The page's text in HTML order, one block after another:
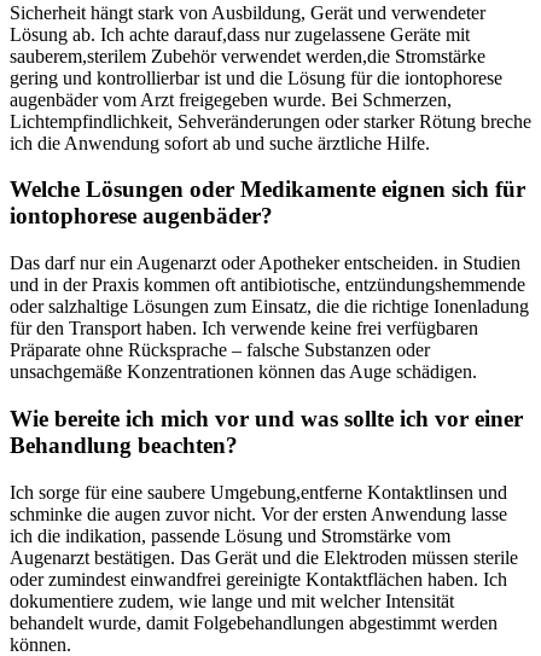
Sicherheit hängt stark ‌von⁢ Ausbildung, Gerät⁣ und verwendeter
Lösung ab. ​Ich ‍achte darauf,dass nur zugelassene Geräte‌ mit
sauberem,sterilem Zubehör verwendet werden,die Stromstärke
gering und kontrollierbar ist⁤ und die Lösung für die iontophorese
augenbäder vom Arzt freigegeben wurde. Bei Schmerzen,
Lichtempfindlichkeit, Sehveränderungen oder starker Rötung breche
ich​ die Anwendung sofort ab und suche ⁤ärztliche ⁢Hilfe.
Welche Lösungen oder Medikamente eignen sich für
iontophorese augenbäder?
Das darf ​nur ein ‌Augenarzt oder Apotheker entscheiden. in Studien⁢
und in der Praxis kommen oft antibiotische, entzündungshemmende
oder salzhaltige Lösungen zum Einsatz,‍ die ​die richtige Ionenladung
für‍ den ‌Transport haben. Ich verwende keine frei verfügbaren
Präparate ohne Rücksprache​ – falsche Substanzen oder
unsachgemäße ⁢Konzentrationen können⁣ das Auge schädigen.
Wie bereite ich mich vor ⁣und was sollte ich vor einer
Behandlung beachten?
Ich sorge für eine saubere Umgebung,entferne⁤ Kontaktlinsen und
schminke ⁢die augen zuvor ⁢nicht. Vor‍ der ersten⁣ Anwendung lasse⁢
ich die indikation, passende Lösung und Stromstärke vom
Augenarzt bestätigen. Das Gerät‍ und die Elektroden müssen sterile
oder zumindest einwandfrei gereinigte Kontaktflächen haben. Ich
dokumentiere zudem, wie lange und mit welcher Intensität ​
behandelt wurde, damit Folgebehandlungen abgestimmt werden‌
können.